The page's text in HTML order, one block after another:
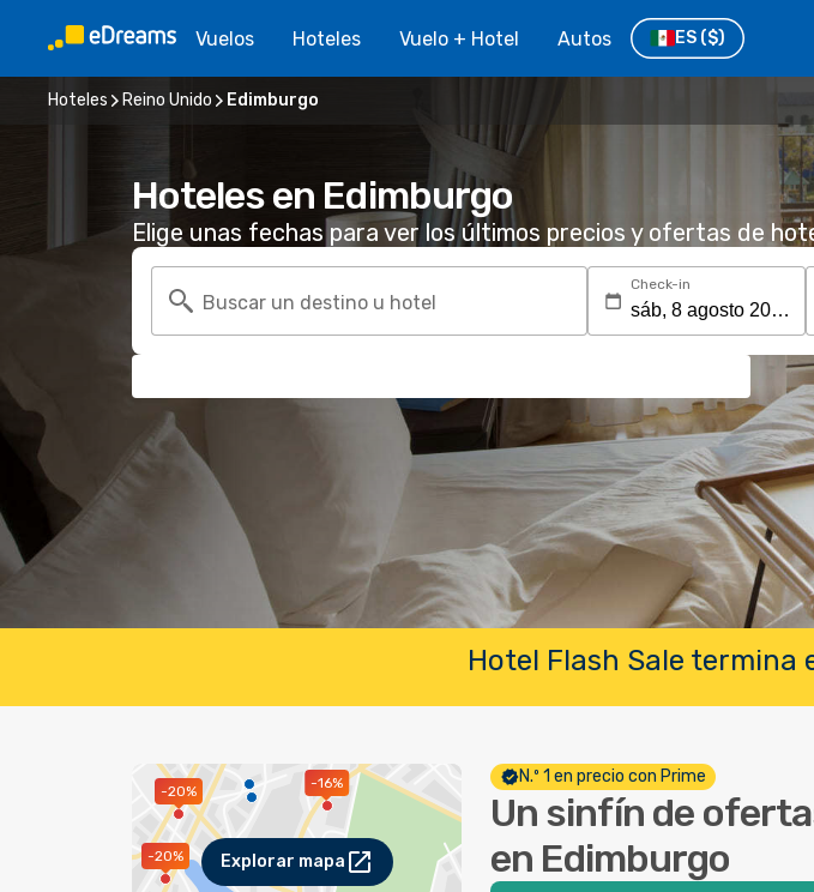
Vuelos Hoteles Vuelo + Hotel Autos ES ($)
Hoteles Reino Unido Edimburgo
Hoteles en Edimburgo
Elige unas fechas para ver los últimos precios y ofertas de
Buscar un destino u hotel
Check-in
Hotel Flash Sale termina
-20%
-20%
-16%
Explorar mapa
N.º 1 en precio con Prime
Un sinfín de
en Edimburgo